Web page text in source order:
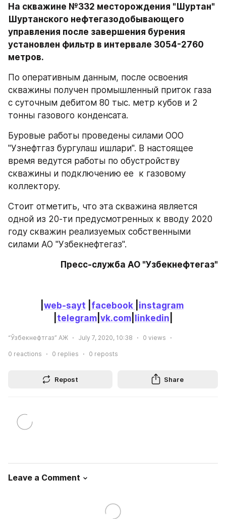
На скважине №332 месторождения "Шуртан"
Шуртанского нефтегазодобывающего
управления после завершения бурения
установлен фильтр в интервале 3054-2760
метров.
По оперативным данным, после освоения
скважины получен промышленный приток газа
с суточным дебитом 80 тыс. метр кубов и 2
тонны газового конденсата.
Буровые работы проведены силами ООО
"Узнефтгаз бургулаш ишлари". В настоящее
время ведутся работы по обустройству
скважины и подключению ее  к газовому
коллектору.
Стоит отметить, что эта скважина является
одной из 20-ти предусмотренных к вводу 2020
году скважин реализуемых собственными
силами АО "Узбекнефтегаз".
Пресс-служба АО "Узбекнефтегаз"
web-sayt facebook instagram
telegram| vk.com| linkedin
“Ўзбекнефтгаз” АЖ July 7, 2020, 10:38 0 views
0 reactions 0 replies 0 reposts
Repost Share
Leave a Comment